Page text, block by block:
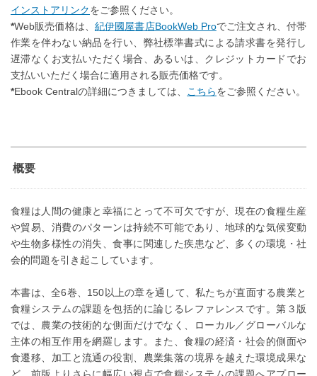
インストアリンクをご参照ください。
*Web販売価格は、 紀伊國屋書店BookWeb Proでご注文され、付帯
作業を伴わない納品を行い、弊社標準書式による請求書を発行し
遅滞なくお支払いただく場合、あるいは、クレジットカードでお
支払いいただく場合に適用される販売価格です。
*Ebook Centralの詳細につきましては、 こちらをご参照ください。
概要
食糧は人間の健康と幸福にとって不可欠ですが、現在の食糧生産
や貿易、消費のパターンは持続不可能であり、地球的な気候変動
や生物多様性の消失、食事に関連した疾患など、多くの環境・社
会的問題を引き起こしています。
本書は、全6巻、150以上の章を通して、私たちが直面する農業と
食糧システムの課題を包括的に論じるレファレンスです。第３版
では、農業の技術的な側面だけでなく、ローカル／グローバルな
主体の相互作用を網羅します。また、食糧の経済・社会的側面や
食遷移、加工と流通の役割、農業集落の境界を越えた環境成果な
ど、前版よりさらに幅広い視点で食糧システムの課題へアプロー